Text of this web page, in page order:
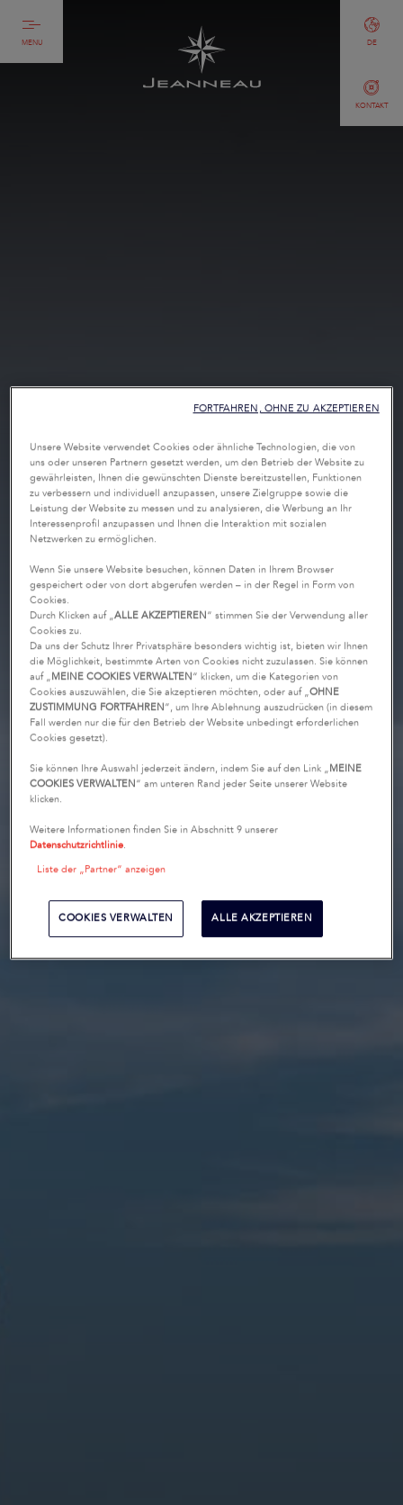
MENU
KONTAKT
DE
Unsere Website verwendet Cookies oder ähnliche Technologien, die von
uns oder unseren Partnern gesetzt werden, um den Betrieb der Website zu
gewährleisten, Ihnen die gewünschten Dienste bereitzustellen, Funktionen
zu verbessern und individuell anzupassen, unsere Zielgruppe sowie die
Leistung der Website zu messen und zu analysieren, die Werbung an Ihr
Interessenprofil anzupassen und Ihnen die Interaktion mit sozialen
Netzwerken zu ermöglichen.
Wenn Sie unsere Website besuchen, können Daten in Ihrem Browser
gespeichert oder von dort abgerufen werden – in der Regel in Form von
Cookies.
Durch Klicken auf „ALLE AKZEPTIEREN“ stimmen Sie der Verwendung aller
Cookies zu.
Da uns der Schutz Ihrer Privatsphäre besonders wichtig ist, bieten wir Ihnen
die Möglichkeit, bestimmte Arten von Cookies nicht zuzulassen. Sie können
auf „MEINE COOKIES VERWALTEN“ klicken, um die Kategorien von
Cookies auszuwählen, die Sie akzeptieren möchten, oder auf „OHNE
ZUSTIMMUNG FORTFAHREN“, um Ihre Ablehnung auszudrücken (in diesem
Fall werden nur die für den Betrieb der Website unbedingt erforderlichen
Cookies gesetzt).
Sie können Ihre Auswahl jederzeit ändern, indem Sie auf den Link „MEINE
COOKIES VERWALTEN“ am unteren Rand jeder Seite unserer Website
klicken.
Weitere Informationen finden Sie in Abschnitt 9 unserer
Datenschutzrichtlinie.
Liste der „Partner“ anzeigen
COOKIES VERWALTEN ALLE AKZEPTIEREN
FORTFAHREN, OHNE ZU AKZEPTIEREN